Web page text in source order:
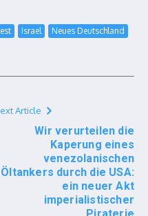
Israel Neues Deutschland
Article
Wir verurteilen die
Kaperung eines
venezolanischen
Öltankers durch die USA:
ein neuer Akt
imperialistischer